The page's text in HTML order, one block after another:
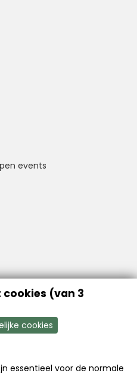
events
Better Finance
cookies (van 3
cookies
essentieel voor de normale